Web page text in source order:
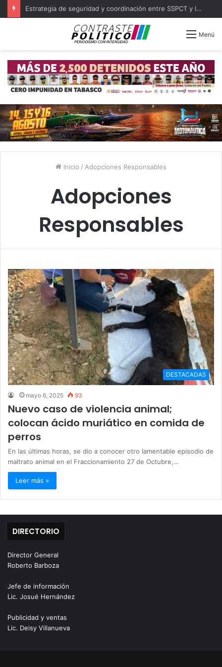
Estrategia de seguridad y coordinación entre SSPCT y las 16 policías municipales de Tabasco
Menú
Inicio / Adopciones Responsables
Adopciones
Responsables
DESTACADAS
mayo 6, 2025 93
Nuevo caso de violencia animal;
colocan ácido muriático en comida de
perros
En las últimas horas, se dio a conocer otro lamentable episodio de
maltrato animal en el Fraccionamiento 27 de Octubre,…
Leer más »
DIRECTORIO
Director General
Roberto Barboza
Jefe de información
Lic. Josué Hernández
Publicidad y ventas
Lic. Deisy Villanueva